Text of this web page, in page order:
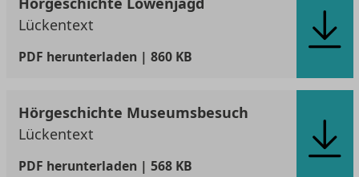
Lückentext
PDF herunterladen | 860 KB
Hörgeschichte Museumsbesuch
Lückentext
PDF herunterladen | 568 KB